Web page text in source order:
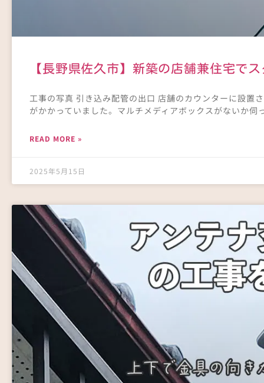
【長野県佐久市】新築の店舗兼住宅で
工事の写真 引き込み配管の出口 店舗のカウンターに設置
がかかっていました。マルチメディアボックスがないか伺
READ MORE »
2025年5月15日